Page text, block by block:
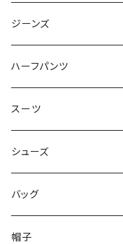
50/XL～
48/L
50/XL～
46/M
48/L
50/XL～
～44/S
46/M
48/L
50/XL～
ジーンズ
～44/S
46/M
48/L
50/XL～
ハーフパンツ
～44/S
46/M
48/L
50/XL～
スーツ
～44/S
46/M
48/L
シューズ
～25.5cm
26cm～
バッグ
帽子